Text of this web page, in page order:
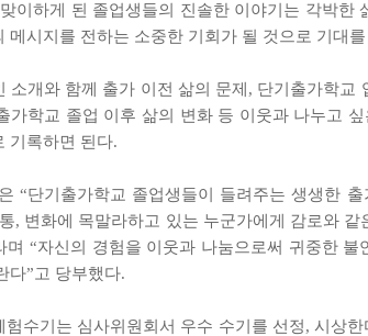
이하게 된 졸업생들의 진솔한 이야기는 각박한
메시지를 전하는 소중한 기회가 될 것으로 기대
소개와 함께 출가 이전 삶의 문제, 단기출가학교
가학교 졸업 이후 삶의 변화 등 이웃과 나누고
기록하면 된다.
“단기출가학교 졸업생들이 들려주는 생생한
, 변화에 목말라하고 있는 누군가에게 감로와 같
며 “자신의 경험을 이웃과 나눔으로써 귀중한 불
다”고 당부했다.
험수기는 심사위원회서 우수 수기를 선정, 시상